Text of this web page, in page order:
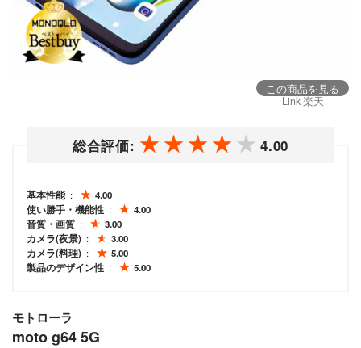
この商品を見る
Link 楽天
総合評価: 4.00
基本性能
4.00
使い勝手・機能性
4.00
音質・画質
3.00
カメラ(夜景)
3.00
カメラ(料理)
5.00
製品のデザイン性
5.00
モトローラ
moto g64 5G